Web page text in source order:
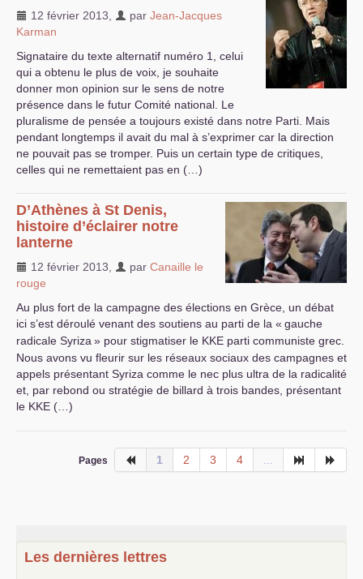
12 février 2013 par Jean-Jacques
Karman
Signataire du texte alternatif numéro 1, celui
qui a obtenu le plus de voix, je souhaite
donner mon opinion sur le sens de notre
présence dans le futur Comité national. Le
pluralisme de pensée a toujours existé dans notre Parti. Mais
pendant longtemps il avait du mal à s’exprimer car la direction
ne pouvait pas se tromper. Puis un certain type de critiques,
celles qui ne remettaient pas en (…)
D’Athènes à St Denis,
histoire d’éclairer notre
lanterne
12 février 2013 par Canaille le
rouge
Au plus fort de la campagne des élections en Grèce, un débat
ici s’est déroulé venant des soutiens au parti de la « gauche
radicale Syriza » pour stigmatiser le KKE parti communiste grec.
Nous avons vu fleurir sur les réseaux sociaux des campagnes et
appels présentant Syriza comme le nec plus ultra de la radicalité
et, par rebond ou stratégie de billard à trois bandes, présentant
le KKE (…)
Pages 1 2 3 4
Les dernières lettres